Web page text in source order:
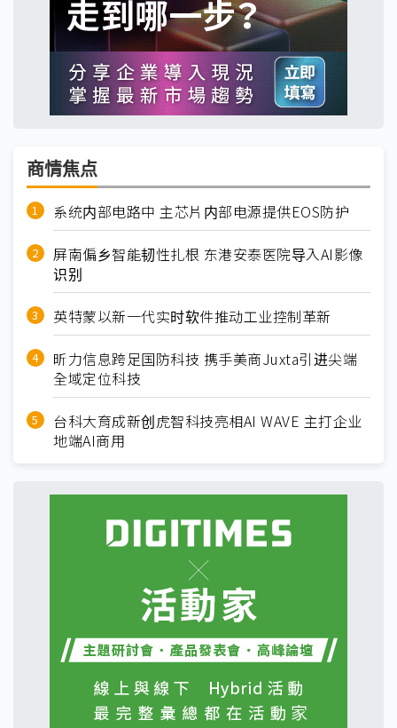
商情焦点
系统内部电路中 主芯片内部电源提供EOS防护
屏南偏乡智能韧性扎根 东港安泰医院导入AI影像
识别
英特蒙以新一代实时软件推动工业控制革新
昕力信息跨足国防科技 携手美商Juxta引进尖端
全域定位科技
台科大育成新创虎智科技亮相AI WAVE 主打企业
地端AI商用